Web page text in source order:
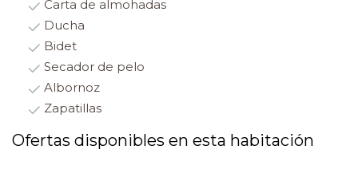
Carta de almohadas
Ducha
Bidet
Secador de pelo
Albornoz
Zapatillas
Ofertas disponibles en esta habitación